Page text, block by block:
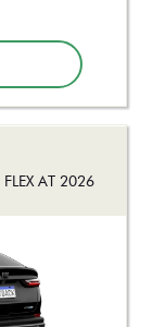
AT 2026